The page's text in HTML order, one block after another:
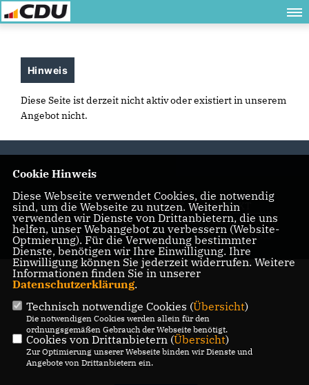
Hinweis
Diese Seite ist derzeit nicht aktiv oder existiert in unserem
Angebot nicht.
IMPRESSUM DATENSCHUTZ KONTAKT
@2026 CDU Ortsverband
Innsbrucker Platz
Alle Rechte vorbehalten.
Realisation: Sharkness Media
GmbH & Co. KG
Cookie Hinweis
Diese Webseite verwendet Cookies, die notwendig
sind, um die Webseite zu nutzen. Weiterhin
verwenden wir Dienste von Drittanbietern, die uns
helfen, unser Webangebot zu verbessern (Website-
Optmierung). Für die Verwendung bestimmter
Dienste, benötigen wir Ihre Einwilligung. Ihre
Einwilligung können Sie jederzeit widerrufen. Weitere
Informationen finden Sie in unserer
Datenschutzerklärung.
Technisch notwendige Cookies (Übersicht)
Die notwendigen Cookies werden allein für den
ordnungsgemäßen Gebrauch der Webseite benötigt.
Cookies von Drittanbietern (Übersicht)
Zur Optimierung unserer Webseite binden wir Dienste und
Angebote von Drittanbietern ein.